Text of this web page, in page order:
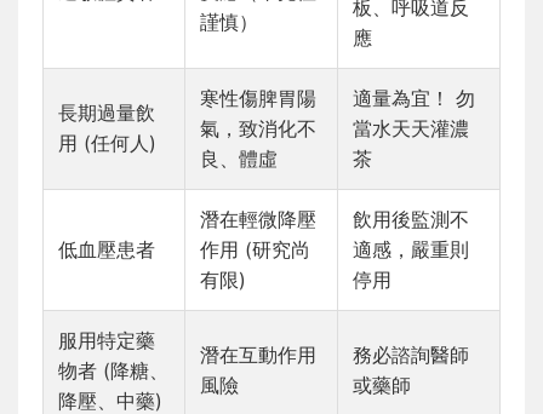
謹慎）
板、呼吸道反
應
長期過量飲
用 (任何人)
寒性傷脾胃陽
氣，致消化不
良、體虛
適量為宜！ 勿
當水天天灌濃
茶
低血壓患者
潛在輕微降壓
作用 (研究尚
有限)
飲用後監測不
適感，嚴重則
停用
服用特定藥
物者 (降糖、
降壓、中藥)
潛在互動作用
風險
務必諮詢醫師
或藥師